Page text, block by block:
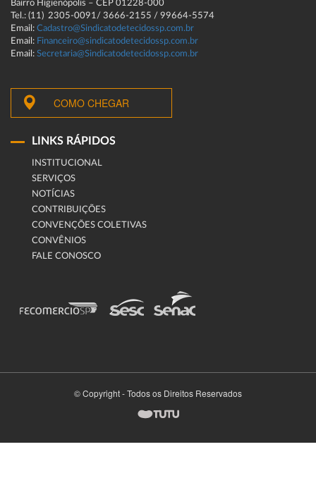
Bairro Higienópolis – CEP 01228-000
Tel.: (11) 2305-0091/ 3666-2155 / 99664-5574
Email: Cadastro@Sindicatodetecidossp.com.br
Email: Financeiro@sindicatodetecidossp.com.br
Email: Secretaria@Sindicatodetecidossp.com.br
COMO CHEGAR
LINKS RÁPIDOS
INSTITUCIONAL
SERVIÇOS
NOTÍCIAS
CONTRIBUIÇÕES
CONVENÇÕES COLETIVAS
CONVÊNIOS
FALE CONOSCO
© Copyright - Todos os Direitos Reservados